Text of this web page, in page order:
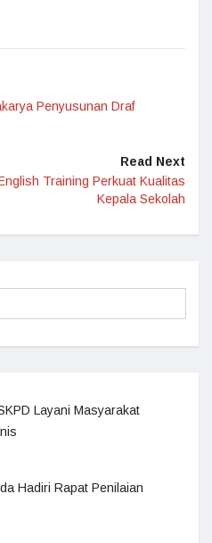
Penyusunan Draf
Read Next
Training Perkuat Kualitas
Kepala Sekolah
Layani Masyarakat
Hadiri Rapat Penilaian